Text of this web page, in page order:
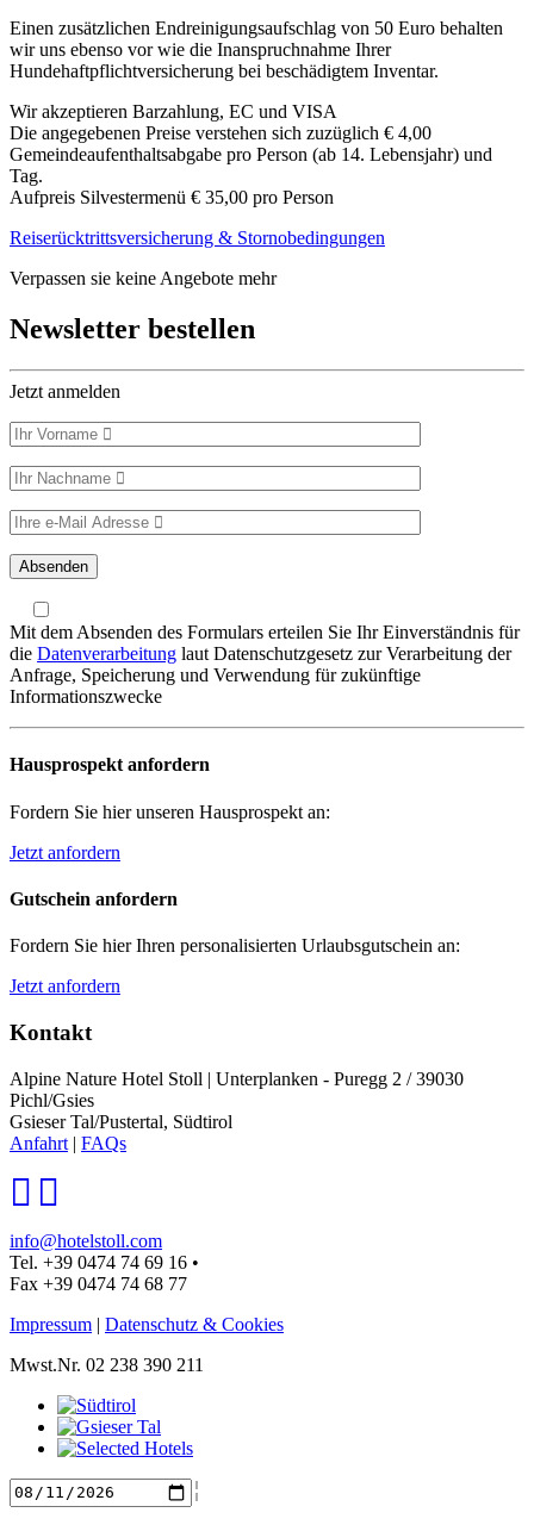
Einen zusätzlichen Endreinigungsaufschlag von 50 Euro behalten
wir uns ebenso vor wie die Inanspruchnahme Ihrer
Hundehaftpflichtversicherung bei beschädigtem Inventar.
Wir akzeptieren Barzahlung, EC und VISA
Die angegebenen Preise verstehen sich zuzüglich € 4,00
Gemeindeaufenthaltsabgabe pro Person (ab 14. Lebensjahr) und
Tag.
Aufpreis Silvestermenü € 35,00 pro Person
Reiserücktrittsversicherung & Stornobedingungen
Verpassen sie keine Angebote mehr
Newsletter bestellen
Jetzt anmelden
Mit dem Absenden des Formulars erteilen Sie Ihr Einverständnis für
die Datenverarbeitung laut Datenschutzgesetz zur Verarbeitung der
Anfrage, Speicherung und Verwendung für zukünftige
Informationszwecke
Hausprospekt anfordern
Fordern Sie hier unseren Hausprospekt an:
Jetzt anfordern
Gutschein anfordern
Fordern Sie hier Ihren personalisierten Urlaubsgutschein an:
Jetzt anfordern
Kontakt
Alpine Nature Hotel Stoll | Unterplanken - Puregg 2 / 39030
Pichl/Gsies
Gsieser Tal/Pustertal, Südtirol
Anfahrt | FAQs
info@hotelstoll.com
Tel. +39 0474 74 69 16 •
Fax +39 0474 74 68 77
Impressum | Datenschutz & Cookies
Mwst.Nr. 02 238 390 211